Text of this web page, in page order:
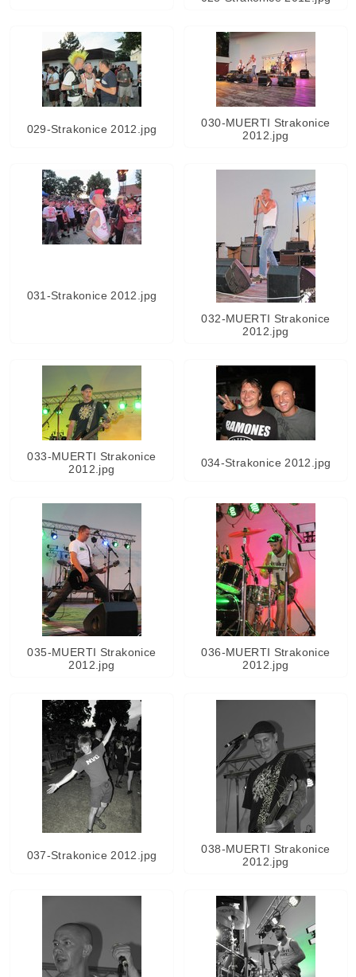
029-Strakonice 2012.jpg
030-MUERTI Strakonice
2012.jpg
031-Strakonice 2012.jpg
032-MUERTI Strakonice
2012.jpg
033-MUERTI Strakonice
2012.jpg
034-Strakonice 2012.jpg
035-MUERTI Strakonice
2012.jpg
036-MUERTI Strakonice
2012.jpg
037-Strakonice 2012.jpg
038-MUERTI Strakonice
2012.jpg